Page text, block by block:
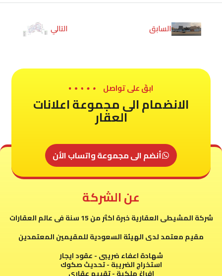
السابق التالي
ابقَ على تواصل
الانضمام الى مجموعة اعلانات
العقار
أنضم الى مجموعة واتساب الأن
عن الشركة
شركة المشيطى العقارية خبرة اكثر من 15 سنة فى عالم العقارات
مقيم معتمد لدى الهيئة السعودية للمقيمين المعتمدين
شهادة اعفاء ضريبى - عقود ايجار
استخراج الضريبة - تحديث صكوك
افراغ ملكية - تقييم عقارى